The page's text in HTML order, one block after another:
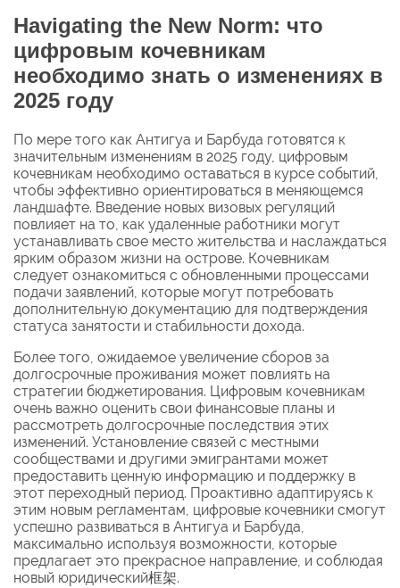
Нavigating the New Norm: что
цифровым кочевникам
необходимо знать о изменениях в
2025 году
По мере того как Антигуа и Барбуда готовятся к
значительным изменениям в 2025 году, цифровым
кочевникам необходимо оставаться в курсе событий,
чтобы эффективно ориентироваться в меняющемся
ландшафте. Введение новых визовых регуляций
повлияет на то, как удаленные работники могут
устанавливать свое место жительства и наслаждаться
ярким образом жизни на острове. Кочевникам
следует ознакомиться с обновленными процессами
подачи заявлений, которые могут потребовать
дополнительную документацию для подтверждения
статуса занятости и стабильности дохода.
Более того, ожидаемое увеличение сборов за
долгосрочные проживания может повлиять на
стратегии бюджетирования. Цифровым кочевникам
очень важно оценить свои финансовые планы и
рассмотреть долгосрочные последствия этих
изменений. Установление связей с местными
сообществами и другими эмигрантами может
предоставить ценную информацию и поддержку в
этот переходный период. Проактивно адаптируясь к
этим новым регламентам, цифровые кочевники смогут
успешно развиваться в Антигуа и Барбуда,
максимально используя возможности, которые
предлагает это прекрасное направление, и соблюдая
новый юридический框架.